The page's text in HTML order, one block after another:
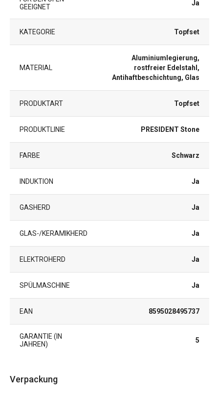
GEEIGNET
Ja
KATEGORIE Topfset
MATERIAL
Aluminiumlegierung,
rostfreier Edelstahl,
Antihaftbeschichtung, Glas
PRODUKTART Topfset
PRODUKTLINIE PRESIDENT Stone
FARBE Schwarz
INDUKTION Ja
GASHERD Ja
GLAS-/KERAMIKHERD Ja
ELEKTROHERD Ja
SPÜLMASCHINE Ja
EAN 8595028495737
GARANTIE (IN
JAHREN)
5
Verpackung